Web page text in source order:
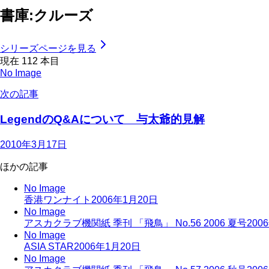
書庫:クルーズ
シリーズページを見る
現在 112 本目
No Image
次の記事
LegendのQ&Aについて 与太爺的見解
2010年3月17日
ほかの記事
No Image
香港ワンナイト 2006年1月20日
No Image
アスカクラブ機関紙 季刊 「飛鳥」 No.56 2006 夏号
No Image
ASIA STAR2006年1月20日
No Image